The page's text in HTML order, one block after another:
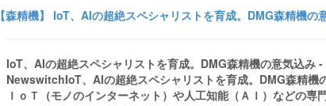
【森精機】 IoT、AIの超絶スペシャリストを育成。DMG森精機
IoT、AIの超絶スペシャリストを育成。DMG森精機の意気込
NewswitchIoT、AIの超絶スペシャリストを育成。DMG森精
ＩｏＴ（モノのインターネット）や人工知能（ＡＩ）などの